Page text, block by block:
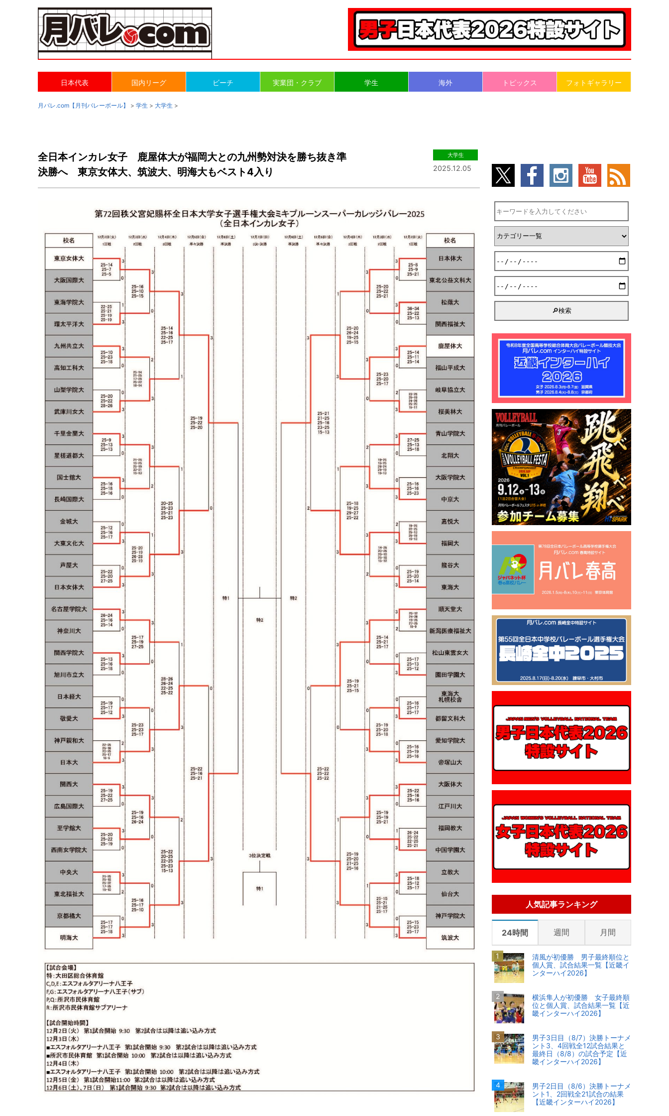
日本代表 国内リーグ ビーチ 実業団・クラブ 学生 海外 トピックス フォトギャラリー
月バレ.com【月刊バレーボール】 > 学生 > 大学生 >
全日本インカレ女子 鹿屋体大が福岡大との九州勢対決を勝ち抜き準
決勝へ 東京女体大、筑波大、明海大もベスト4入り
大学生
2025.12.05
人気記事ランキング
24時間 週間 月間
清風が初優勝 男子最終順位と
個人賞、試合結果一覧【近畿イ
ンターハイ2026】
横浜隼人が初優勝 女子最終順
位と個人賞、試合結果一覧【近
畿インターハイ2026】
男子3日目（8/7）決勝トーナメ
ント3、4回戦全12試合結果と
最終日（8/8）の試合予定【近
畿インターハイ2026】
男子2日目（8/6）決勝トーナメ
ント1、2回戦全21試合の結果
【近畿インターハイ2026】